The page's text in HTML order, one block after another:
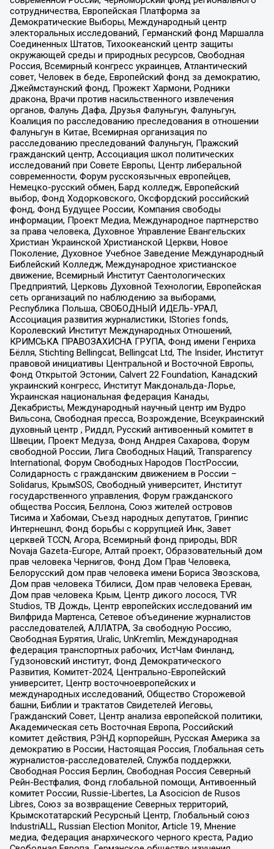
сотрудничества, Европейская Платформа за
Демократические Выборы, Международный центр
электоральных исследований, Германский фонд Маршалла
Соединенных Штатов, Тихоокеанский центр защиты
окружающей среды и природных ресурсов, Свободная
Россия, Всемирный конгресс украинцев, Атлантический
совет, Человек в беде, Европейский фонд за демократию,
Джеймстаунский фонд, Прожект Хармони, Родники
дракона, Врачи против насильственного извлечения
органов, Фалунь Дафа, Друзья Фалуньгун, Фалуньгун,
Коалиция по расследованию преследования в отношении
Фалуньгун в Китае, Всемирная организация по
расследованию преследований Фалуньгун, Пражский
гражданский центр, Ассоциация школ политических
исследований при Совете Европы, Центр либеральной
современности, Форум русскоязычных европейцев,
Немецко-русский обмен, Бард колледж, Европейский
выбор, Фонд Ходорковского, Оксфордский российский
фонд, Фонд Будущее России, Компания свободы
информации, Проект Медиа, Международное партнерство
за права человека, Духовное Управление Евангельских
Христиан Украинской Христианской Церкви, Новое
Поколение, Духовное Учебное Заведение Международный
Библейский Колледж, Международное христианское
движение, Всемирный Институт Саентологических
Предприятий, Церковь Духовной Технологии, Европейская
сеть организаций по наблюдению за выборами,
Республика Польша, СВОБОДНЫЙ ИДЕЛЬ-УРАЛ,
Ассоциация развития журналистики, IStories fonds,
Королевский Институт Международных Отношений,
КРИМСЬКА ПРАВОЗАХИСНА ГРУПА, Фонд имени Генриха
Бёлля, Stichting Bellingcat, Bellingcat Ltd, The Insider, Институт
правовой инициативы Центральной и Восточной Европы,
Фонд Открытой Эстонии, Calvert 22 Foundation, Канадский
украинский конгресс, Институт Макдональда-Лорье,
Украинская национальная федерация Канады,
Декабристы, Международный научный центр им Вудро
Вильсона, Свободная пресса, Возрождение, Всеукраинский
духовный центр , Риддл, Русский антивоенный комитет в
Швеции, Проект Медуза, Фонд Андрея Сахарова, Форум
свободной России, Лига Свободных Наций, Transparеncy
International, Форум Свободных Народов ПостРоссии,
Солидарность с гражданским движением в России –
Solidarus, КрымSOS, Свободный университет, Институт
государственного управления, Форум гражданского
общества Россия, Беллона, Союз жителей островов
Тисима и Хабомаи, Съезд народных депутатов, Гринпис
Интернешнл, Фонд борьбы с коррупцией Инк, Завет
церквей TCCN, Агора, Всемирный фонд природы, BDR
Novaja Gazeta-Europe, Алтай проект, Образовательный дом
прав человека Чернигов, Фонд Дом Прав Человека,
Белорусский дом прав человека имени Бориса Звозскова,
Дом прав человека Тбилиси, Дом прав человека Ереван,
Дом прав человека Крым, Центр дикого лосося, TVR
Studios, ТВ Дождь, Центр европейских исследований им
Вилфрида Мартенса, Сетевое объединение журналистов
расследователей, АЛЛАТРА, За свободную Россию,
Свободная Бурятия, Uralic, UnKremlin, Международная
федерация транспортных рабочих, ИстЧам Финланд,
Гудзоновский институт, Фонд Демократического
Развития, Комитет-2024, Центрально-Европейский
университет, Центр восточноевропейских и
международных исследований, Общество Сторожевой
башни, Библии и трактатов Свидетелей Иеговы,
Гражданский Совет, Центр анализа европейской политики,
Академическая сеть Восточная Европа, Российский
комитет действия, РЭНД корпорейшн, Русская Америка за
демократию в России, Настоящая Россия, Глобальная сеть
журналистов-расследователей, Служба поддержки,
Свободная Россия Берлин, Свободная Россия Северный
Рейн-Вестфалия, Фонд глобальной помощи, Антивоенный
комитет России, Russie-Libertes, La Asocicion de Rusos
Libres, Союз за возвращение Северных территорий,
Крымскотатарский Ресурсный Центр, Глобальный союз
IndustriALL, Russian Election Monitor, Article 19, Мнение
медиа, Федерация анархического черного креста, Радио